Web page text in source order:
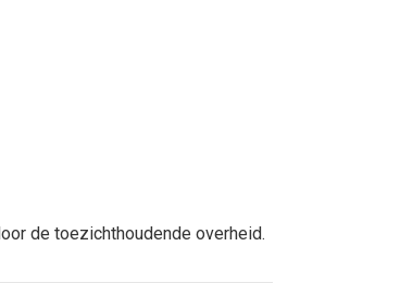
de toezichthoudende overheid.